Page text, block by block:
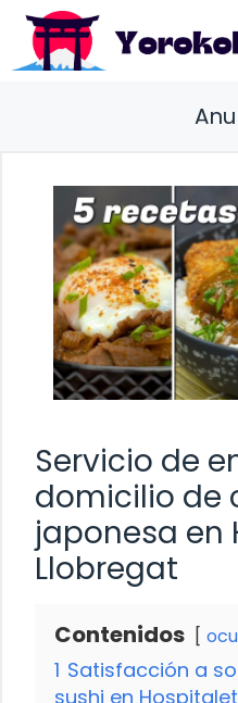
Saltar
contenido
Servicio de
domicilio de
japonesa en
Llobregat
Contenidos
1 Satisfacción a
sushi en